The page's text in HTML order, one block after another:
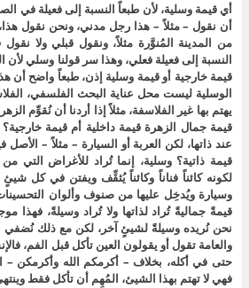
أي قيمة وسلية، لأن طبعاً النسبة إلى فعيلة في
أن نقول – مثلاً – هذا رجل مدني، ونحن نقول
من المدينة المُنوَّرة مثلاً، ونقول قبلي ولا نقول
النسبة إلى فعيلة فعلي، وهذا سر قولنا وسلي لأن
قيمة خارجية أو قيمة وسلية إذن، طبعاً واضح أن
الوسلية ليست محل عناية البحث الفلسفي،
يهتم بها غير الفلاسفة، مثلاً إذا أردنا أن نُقوِّم
قيمة جمال الزهرة قيمة داخلية أم قيمة
عند ذاتها، لكن العربة أو السيارة – مثلاً – الأصل
قيمة ذاتية؟ وسلية، إنما تُراد للأغراض التي
لكونه كائناً فناناً وكائناً يُثقِّف ويفتن في كل
وسيارة ويُدخِل عليها من صنوف وألوان
قيمةً جماليةً تُراد لذاتها ولا تُراد وسيلةً، فهذا
نحن نُريده وسيلةً لشيئٍ آخر، لكن مع ذلك نُضفي
والعامة تقول أو يقولون العين تأكل قبل الفم،
حتى في أكله، بخلاف – أكرمكم الله وأكرمكن –
فهي لا تهتم بهذا الشيئ، المُهِم أن تأكل فقط